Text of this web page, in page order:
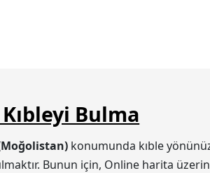
Bulma
konumunda kıble
Bunun için, Online harita